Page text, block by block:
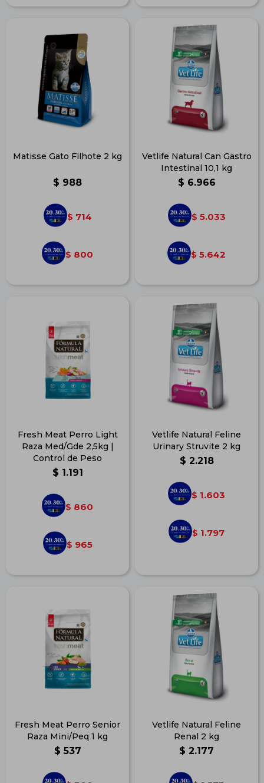
Matisse Gato Filhote 2 kg
$ 988
$ 714
$ 800
Vetlife Natural Can Gastro
Intestinal 10,1 kg
$ 6.966
$ 5.033
$ 5.642
Fresh Meat Perro Light
Raza Med/Gde 2,5kg |
Control de Peso
$ 1.191
$ 860
$ 965
Vetlife Natural Feline
Urinary Struvite 2 kg
$ 2.218
$ 1.603
$ 1.797
Fresh Meat Perro Senior
Raza Mini/Peq 1 kg
$ 537
Vetlife Natural Feline
Renal 2 kg
$ 2.177